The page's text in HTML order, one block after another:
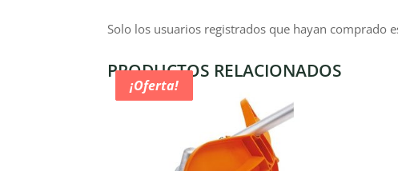
Solo los usuarios registrados que hayan comprado
PRODUCTOS RELACIONADOS
¡Oferta!
¡Oferta!
¡Oferta!